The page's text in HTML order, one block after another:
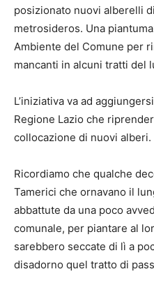
posizionato nuovi alberelli
metrosideros. Una
Ambiente del Comune per
mancanti in alcuni tratti del
L’iniziativa va ad
Regione Lazio che
collocazione di nuovi alberi.
Ricordiamo che qualche
Tamerici che ornavano il
abbattute da una poco
comunale, per piantare al
sarebbero seccate di lì a
disadorno quel tratto di